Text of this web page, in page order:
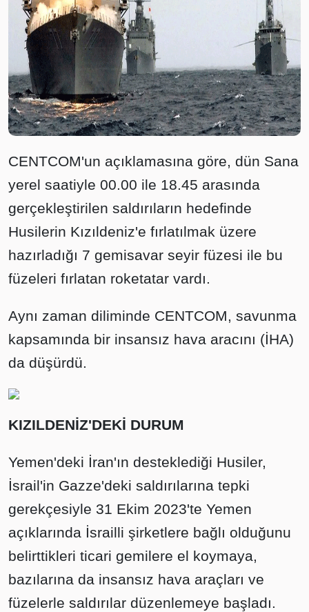
CENTCOM'un açıklamasına göre, dün Sana
yerel saatiyle 00.00 ile 18.45 arasında
gerçekleştirilen saldırıların hedefinde
Husilerin Kızıldeniz'e fırlatılmak üzere
hazırladığı 7 gemisavar seyir füzesi ile bu
füzeleri fırlatan roketatar vardı.
Aynı zaman diliminde CENTCOM, savunma
kapsamında bir insansız hava aracını (İHA)
da düşürdü.
KIZILDENİZ'DEKİ DURUM
Yemen'deki İran'ın desteklediği Husiler,
İsrail'in Gazze'deki saldırılarına tepki
gerekçesiyle 31 Ekim 2023'te Yemen
açıklarında İsrailli şirketlere bağlı olduğunu
belirttikleri ticari gemilere el koymaya,
bazılarına da insansız hava araçları ve
füzelerle saldırılar düzenlemeye başladı.